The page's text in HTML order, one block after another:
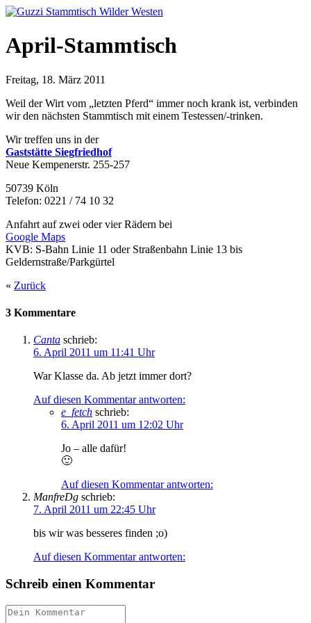
April-Stammtisch
Freitag, 18. März 2011
Weil der Wirt vom „letzten Pferd“ immer noch krank ist, verbinden
wir den nächsten Stammtisch mit einem Testessen/-trinken.
Wir treffen uns in der
Gaststätte Siegfriedhof
Neue Kempenerstr. 255-257
50739 Köln
Telefon: 0221 / 74 10 32
Anfahrt auf zwei oder vier Rädern bei
Google Maps
KVB: S-Bahn Linie 11 oder Straßenbahn Linie 13 bis
Geldernstraße/Parkgürtel
« Zurück
3 Kommentare
Canta schrieb:
6. April 2011 um 11:41 Uhr
War Klasse da. Ab jetzt immer dort?
Auf diesen Kommentar antworten:
e_fetch schrieb:
6. April 2011 um 12:02 Uhr
Jo – alle dafür!
🙂
Auf diesen Kommentar antworten:
ManfreDg schrieb:
7. April 2011 um 22:45 Uhr
bis wir was besseres finden ;o)
Auf diesen Kommentar antworten:
Schreib einen Kommentar